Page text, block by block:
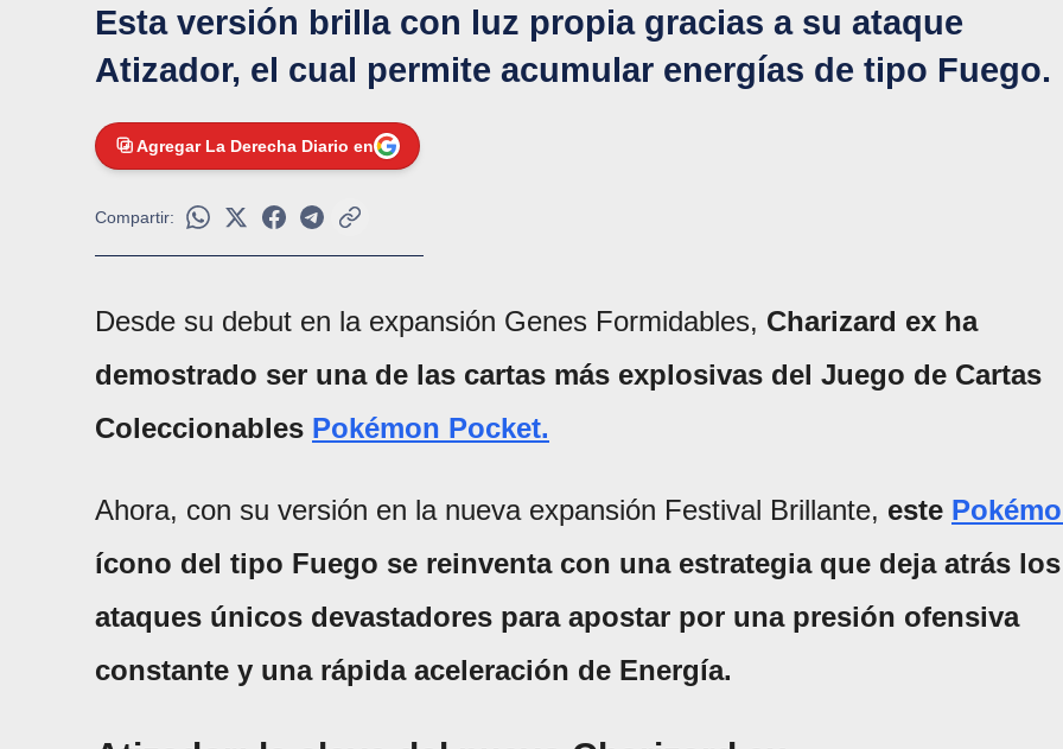
Esta versión brilla con luz propia gracias a su ataque
Atizador, el cual permite acumular energías de tipo Fuego.
Agregar La Derecha Diario en
Compartir:
Desde su debut en la expansión Genes Formidables, Charizard ex ha
demostrado ser una de las cartas más explosivas del Juego de Cartas
Coleccionables Pokémon Pocket.
Ahora, con su versión en la nueva expansión Festival Brillante, este
ícono del tipo Fuego se reinventa con una estrategia que deja atrás los
ataques únicos devastadores para apostar por una presión ofensiva
constante y una rápida aceleración de Energía.